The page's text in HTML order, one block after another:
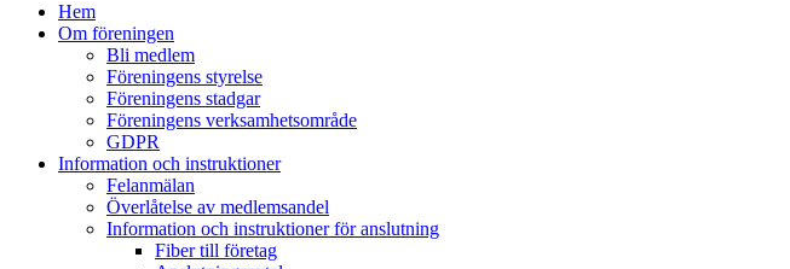
Hem
Om föreningen
Bli medlem
Föreningens styrelse
Föreningens stadgar
Föreningens verksamhetsområde
GDPR
Information och instruktioner
Felanmälan
Överlåtelse av medlemsandel
Information och instruktioner för anslutning
Fiber till företag